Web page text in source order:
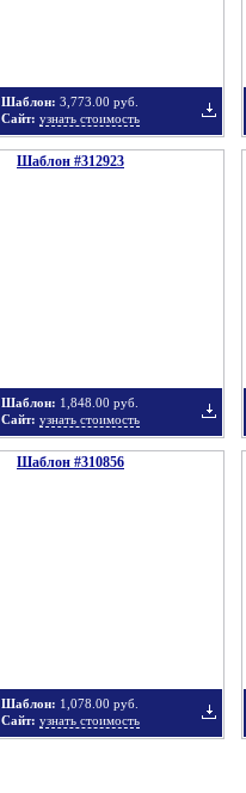
Шаблон: 3,773.00 руб.
Сайт: узнать стоимость
Шаблон #312923
Шаблон: 1,848.00 руб.
Сайт: узнать стоимость
Шаблон #310856
Шаблон: 1,078.00 руб.
Сайт: узнать стоимость